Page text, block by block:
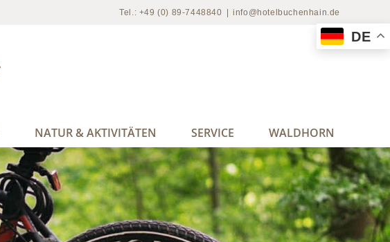
Tel.: +49 (0) 89-7448840 info@hotelbuchenhain.de
NATUR & AKTIVITÄTEN SERVICE WALDHORN
DE